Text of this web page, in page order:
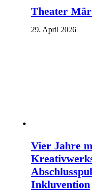
Theater
29. April 2026
Vier Jahre
Inkluvention